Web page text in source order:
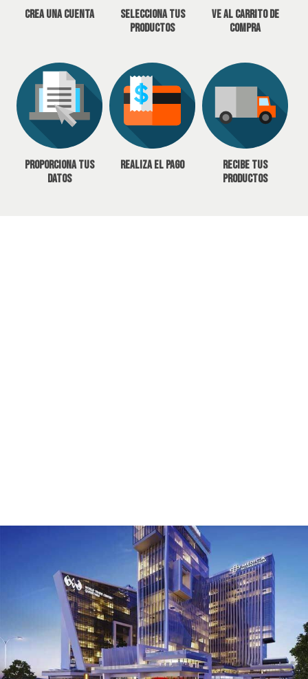
Crea una cuenta
Selecciona tus
productos
Ve al carrito de
compra
Proporciona tus
datos
Realiza el pago
Recibe tus
productos